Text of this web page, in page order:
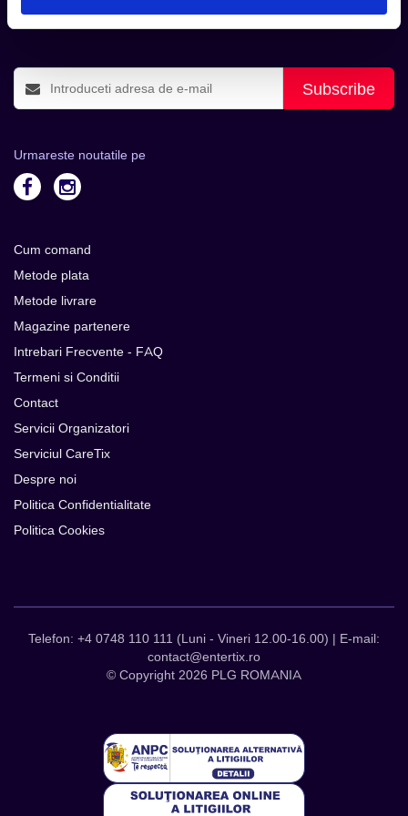
Subscribe
Urmareste noutatile pe
Cum comand
Metode plata
Metode livrare
Magazine partenere
Intrebari Frecvente - FAQ
Termeni si Conditii
Contact
Servicii Organizatori
Serviciul CareTix
Despre noi
Politica Confidentialitate
Politica Cookies
Telefon: +4 0748 110 111 (Luni - Vineri 12.00-16.00) | E-mail:
contact@entertix.ro
© Copyright 2026 PLG ROMANIA